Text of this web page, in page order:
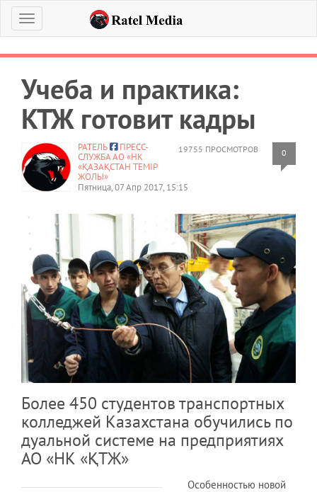
Меню
Учеба и практика:
КТЖ готовит кадры
19755 ПРОСМОТРОВ 0
РАТЕЛЬ
ПРЕСС-
СЛУЖБА АО «НК
«ҚАЗАҚСТАН ТЕМІР
ЖОЛЫ»
Пятница, 07 Апр 2017, 15:15
Более 450 студентов транспортных
колледжей Казахстана обучились по
дуальной системе на предприятиях
АО «НК «ҚТЖ»
Особенностью новой